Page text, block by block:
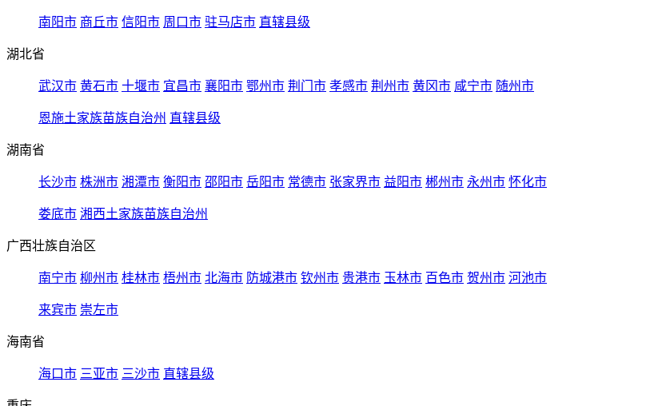
南阳市 商丘市 信阳市 周口市 驻马店市 直辖县级
湖北省
武汉市 黄石市 十堰市 宜昌市 襄阳市 鄂州市 荆门市 孝感市 荆州市 黄冈市 咸宁市 随州市
恩施土家族苗族自治州 直辖县级
湖南省
长沙市 株洲市 湘潭市 衡阳市 邵阳市 岳阳市 常德市 张家界市 益阳市 郴州市 永州市 怀化市
娄底市 湘西土家族苗族自治州
广西壮族自治区
南宁市 柳州市 桂林市 梧州市 北海市 防城港市 钦州市 贵港市 玉林市 百色市 贺州市 河池市
来宾市 崇左市
海南省
海口市 三亚市 三沙市 直辖县级